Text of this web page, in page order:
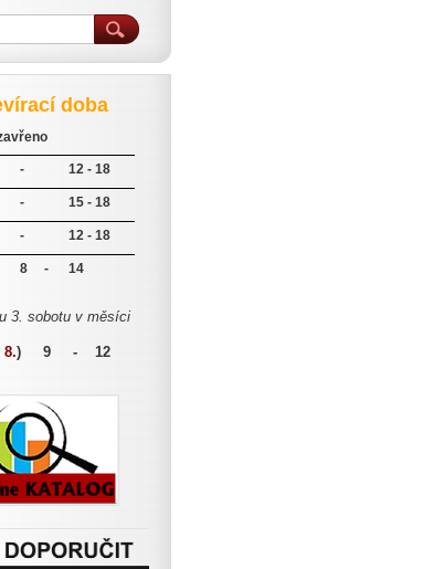
doba
- 12 - 18
- 15 - 18
- 12 - 18
8 - 14
3. sobotu v měsíci
8.) 9 - 12